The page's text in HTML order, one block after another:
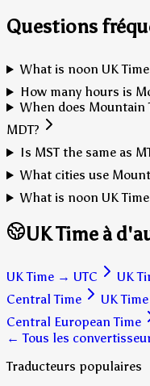
Questions
What is noon UK
How many hours is
When does Mountain
MDT?
Is MST the same as
What cities use
What is noon UK
UK Time à
UK Time → UTC UK
Central Time
UK Time
Central European Time
← Tous les
Traducteurs populaires